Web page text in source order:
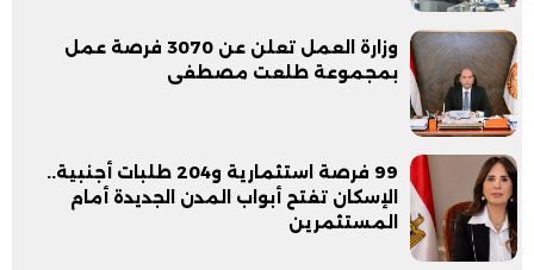
وزارة العمل تعلن عن 3070 فرصة عمل
بمجموعة طلعت مصطفى
99 فرصة استثمارية و204 طلبات أجنبية..
الإسكان تفتح أبواب المدن الجديدة أمام
المستثمرين